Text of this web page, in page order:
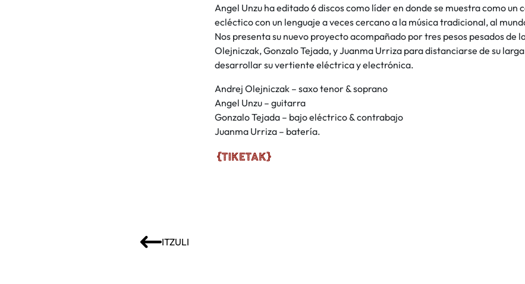
Angel Unzu ha editado 6 discos como líder en donde se muestra como
ecléctico con un lenguaje a veces cercano a la música tradicional, al
Nos presenta su nuevo proyecto acompañado por tres pesos pesados de
Olejniczak, Gonzalo Tejada, y Juanma Urriza para distanciarse de su
desarrollar su vertiente eléctrica y electrónica.
Andrej Olejniczak – saxo tenor & soprano
Angel Unzu – guitarra
Gonzalo Tejada – bajo eléctrico & contrabajo
Juanma Urriza – batería.
ITZULI